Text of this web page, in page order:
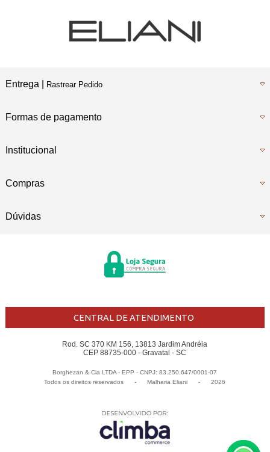
Entrega | Rastrear Pedido
Formas de pagamento
Institucional
Compras
Dúvidas
CENTRAL DE ATENDIMENTO
Rod. SC 370 KM 156, 13813 Jardim Andréia
CEP 88735-000 - Gravatal - SC
Borghezan & Cia LTDA - EPP - CNPJ: 83.250.647/0001-07
Todos os direitos reservados
- Malharia Eliani - 2026